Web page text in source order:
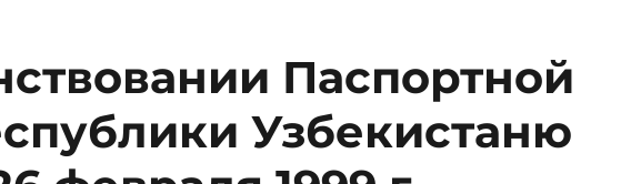
Паспортной
Узбекистаню